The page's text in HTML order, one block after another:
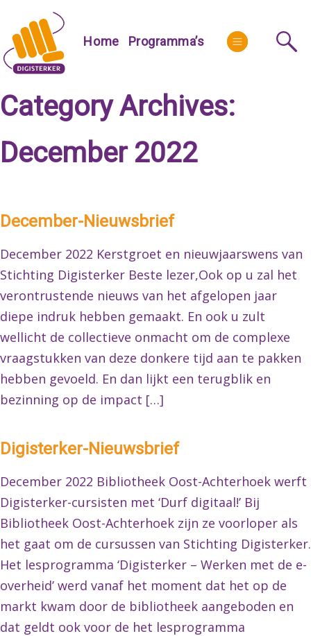
content
Home Programma’s More
Category Archives:
December 2022
December-Nieuwsbrief
December 2022 Kerstgroet en nieuwjaarswens van
Stichting Digisterker Beste lezer,Ook op u zal het
verontrustende nieuws van het afgelopen jaar
diepe indruk hebben gemaakt. En ook u zult
wellicht de collectieve onmacht om de complexe
vraagstukken van deze donkere tijd aan te pakken
hebben gevoeld. En dan lijkt een terugblik en
bezinning op de impact […]
Digisterker-Nieuwsbrief
December 2022 Bibliotheek Oost-Achterhoek werft
Digisterker-cursisten met ‘Durf digitaal!’ Bij
Bibliotheek Oost-Achterhoek zijn ze voorloper als
het gaat om de cursussen van Stichting Digisterker.
Het lesprogramma ‘Digisterker – Werken met de e-
overheid’ werd vanaf het moment dat het op de
markt kwam door de bibliotheek aangeboden en
dat geldt ook voor de het lesprogramma